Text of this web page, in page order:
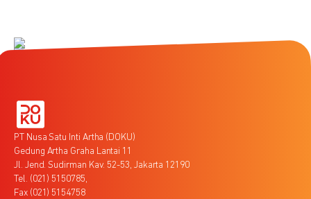
PT Nusa Satu Inti Artha (DOKU)
Gedung Artha Graha Lantai 11
Jl. Jend. Sudirman Kav. 52-53, Jakarta 12190
Tel. (021) 5150785,
Fax (021) 5154758